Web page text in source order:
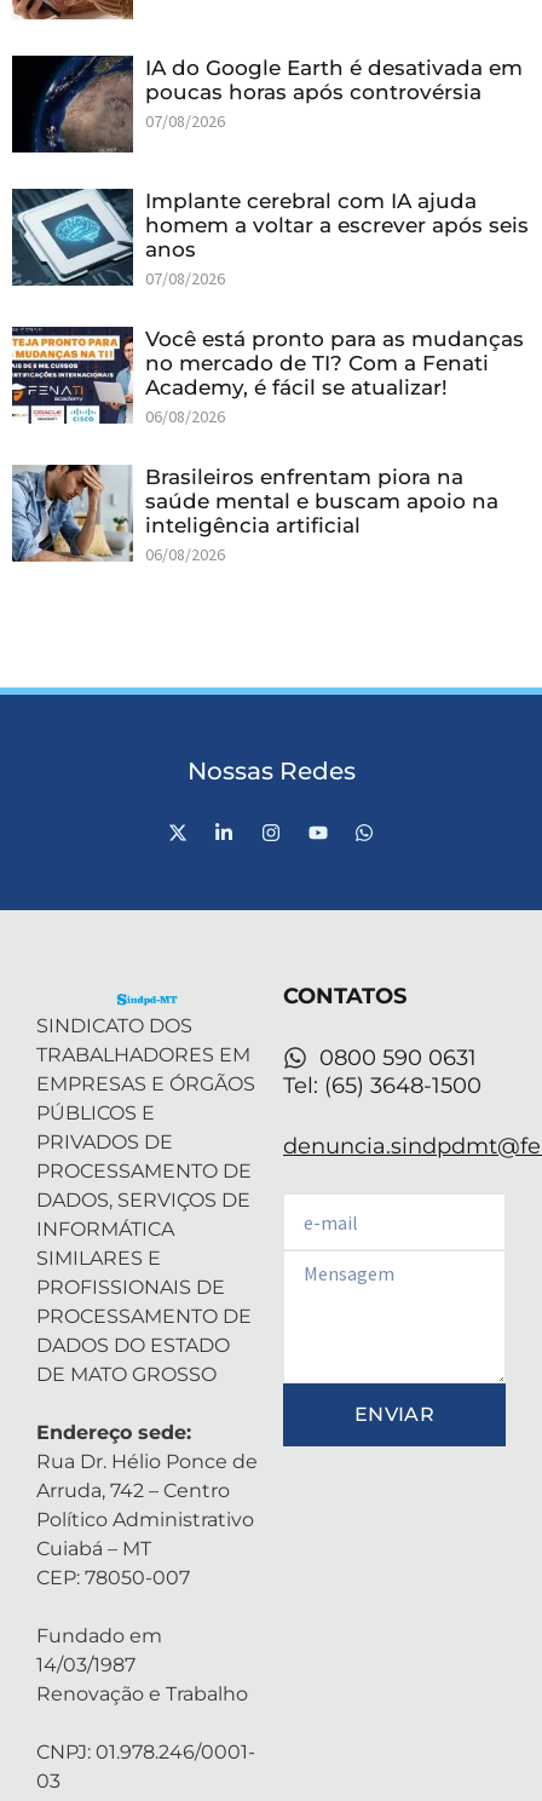
IA do Google Earth é desativada em
poucas horas após controvérsia
07/08/2026
Implante cerebral com IA ajuda
homem a voltar a escrever após seis
anos
07/08/2026
Você está pronto para as mudanças
no mercado de TI? Com a Fenati
Academy, é fácil se atualizar!
06/08/2026
Brasileiros enfrentam piora na
saúde mental e buscam apoio na
inteligência artificial
06/08/2026
Nossas Redes
X
-
L
i
I
n
Y
o
W
h
SINDICATO DOS
TRABALHADORES EM
EMPRESAS E ÓRGÃOS
PÚBLICOS E
PRIVADOS DE
PROCESSAMENTO DE
DADOS, SERVIÇOS DE
INFORMÁTICA
SIMILARES E
PROFISSIONAIS DE
PROCESSAMENTO DE
DADOS DO ESTADO
DE MATO GROSSO
Endereço sede:
Rua Dr. Hélio Ponce de
Arruda, 742 – Centro
Político Administrativo
Cuiabá – MT
CEP: 78050-007
Fundado em
14/03/1987
Renovação e Trabalho
CNPJ: 01.978.246/0001-
03
CONTATOS
0800 590 0631
Tel: (65) 3648-1500
Email
ENVIAR